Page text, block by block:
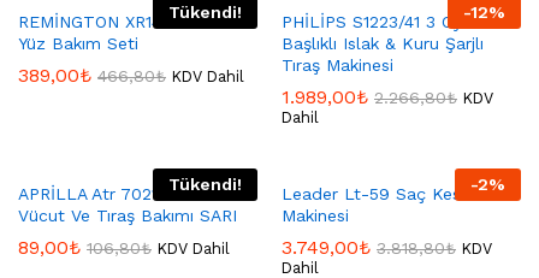
Tükendi!
REMİNGTON XR1410 Flex360°
Yüz Bakım Seti
389,00₺ 466,80₺ KDV Dahil
-12%
PHİLİPS S1223/41 3 Oynar
Başlıklı Islak & Kuru Şarjlı
Tıraş Makinesi
1.989,00₺ 2.266,80₺ KDV
Dahil
Tükendi!
APRİLLA Atr 7021 Erkek
Vücut Ve Tıraş Bakımı SARI
89,00₺ 106,80₺ KDV Dahil
-2%
Leader Lt-59 Saç Kesme
Makinesi
3.749,00₺ 3.818,80₺ KDV
Dahil